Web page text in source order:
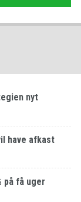
nyt
have afkast
få uger